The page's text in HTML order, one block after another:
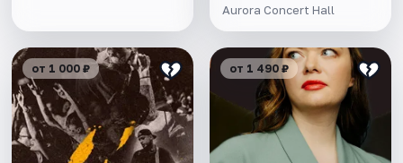
Aurora Concert Hall
от 1 000 ₽ от 1 490 ₽